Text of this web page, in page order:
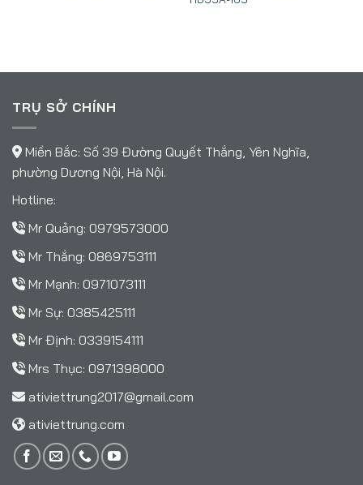
TRỤ SỞ CHÍNH
Miền Bắc: Số 39 Đường Quyết Thắng, Yên Nghĩa,
phường Dương Nội, Hà Nội.
Hotline:
Mr Quảng: 0979573000
Mr Thắng: 0869753111
Mr Mạnh: 0971073111
Mr Sự: 0385425111
Mr Định: 0339154111
Mrs Thục: 0971398000
ativiettrung2017@gmail.com
ativiettrung.com